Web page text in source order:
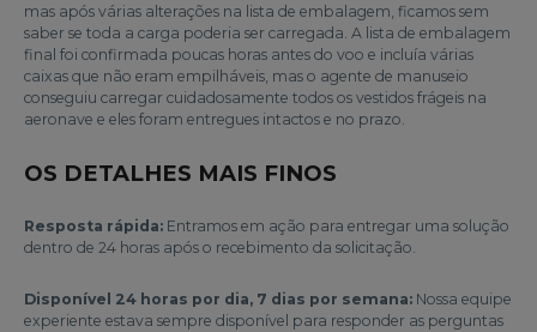
mas após várias alterações na lista de embalagem, ficamos sem
saber se toda a carga poderia ser carregada. A lista de embalagem
final foi confirmada poucas horas antes do voo e incluía várias
caixas que não eram empilháveis, mas o agente de manuseio
conseguiu carregar cuidadosamente todos os vestidos frágeis na
aeronave e eles foram entregues intactos e no prazo.
OS DETALHES MAIS FINOS
Resposta rápida: Entramos em ação para entregar uma solução
dentro de 24 horas após o recebimento da solicitação.
Disponível 24 horas por dia, 7 dias por semana: Nossa equipe
experiente estava sempre disponível para responder as perguntas